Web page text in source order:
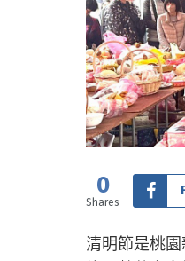
0
Shares
清明節是桃